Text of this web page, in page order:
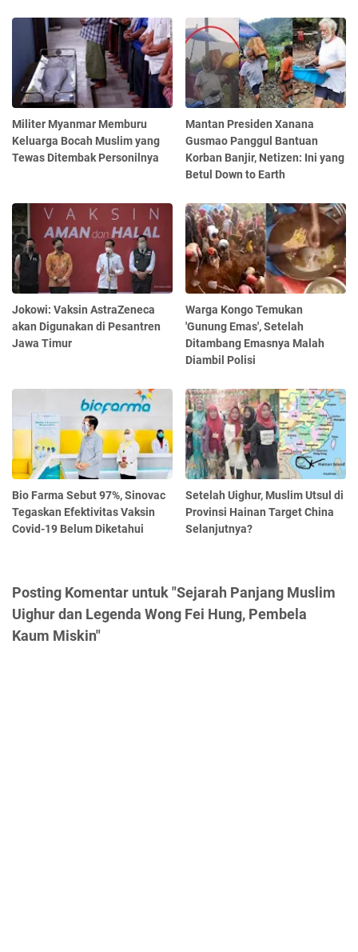
Militer Myanmar Memburu
Keluarga Bocah Muslim yang
Tewas Ditembak Personilnya
Mantan Presiden Xanana
Gusmao Panggul Bantuan
Korban Banjir, Netizen: Ini yang
Betul Down to Earth
Jokowi: Vaksin AstraZeneca
akan Digunakan di Pesantren
Jawa Timur
Warga Kongo Temukan
'Gunung Emas', Setelah
Ditambang Emasnya Malah
Diambil Polisi
Bio Farma Sebut 97%, Sinovac
Tegaskan Efektivitas Vaksin
Covid-19 Belum Diketahui
Setelah Uighur, Muslim Utsul di
Provinsi Hainan Target China
Selanjutnya?
Posting Komentar untuk "Sejarah Panjang Muslim
Uighur dan Legenda Wong Fei Hung, Pembela
Kaum Miskin"